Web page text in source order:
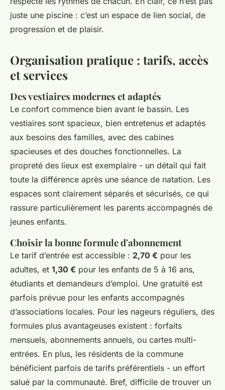
juste une piscine : c’est un espace de lien social, de
progression et de plaisir.
Organisation pratique : tarifs, accès
et services
Des vestiaires modernes et adaptés
Le confort commence bien avant le bassin. Les
vestiaires sont spacieux, bien entretenus et adaptés
aux besoins des familles, avec des cabines
spacieuses et des douches fonctionnelles. La
propreté des lieux est exemplaire - un détail qui fait
toute la différence après une séance de natation. Les
espaces sont clairement séparés et sécurisés, ce qui
rassure particulièrement les parents accompagnés de
jeunes enfants.
Choisir la bonne formule d'abonnement
Le tarif d’entrée est accessible : 2,70 € pour les
adultes, et 1,30 € pour les enfants de 5 à 16 ans,
étudiants et demandeurs d’emploi. Une gratuité est
parfois prévue pour les enfants accompagnés
d’associations locales. Pour les nageurs réguliers, des
formules plus avantageuses existent : forfaits
mensuels, abonnements annuels, ou cartes multi-
entrées. En plus, les résidents de la commune
bénéficient parfois de tarifs préférentiels - un effort
salué par la communauté. Bref, difficile de trouver un